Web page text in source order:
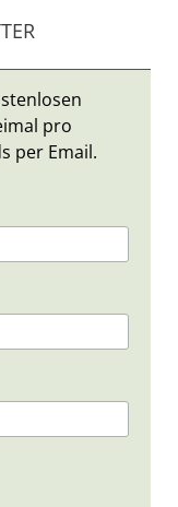
pro
per Email.